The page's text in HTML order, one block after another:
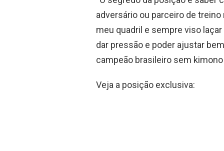
adversário ou parceiro de
meu quadril e sempre viso
dar pressão e poder ajustar
campeão brasileiro sem kimono
Veja a posição exclusiva: